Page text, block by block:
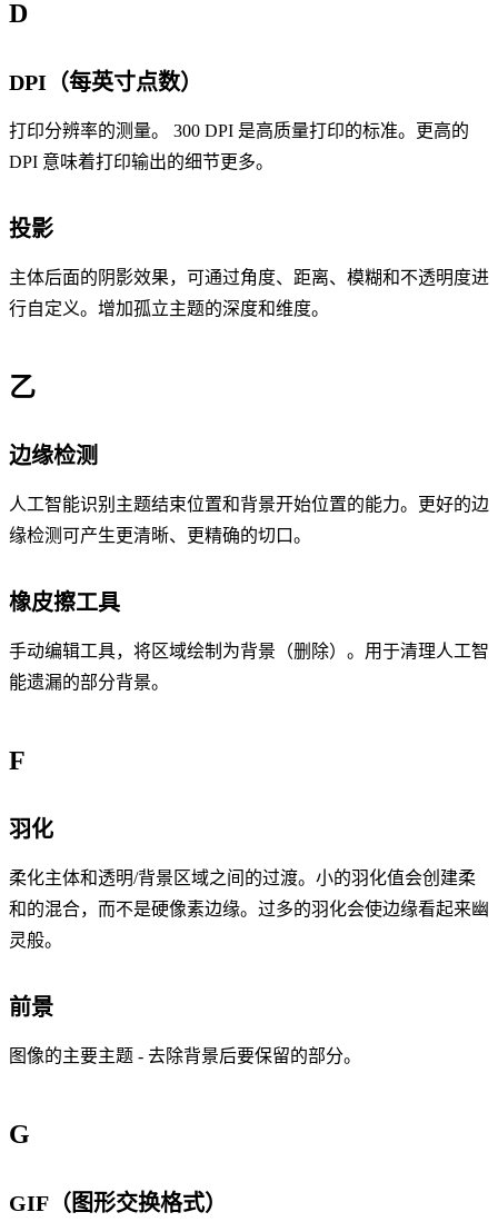
D
DPI（每英寸点数）
打印分辨率的测量。 300 DPI 是高质量打印的标准。更高的
DPI 意味着打印输出的细节更多。
投影
主体后面的阴影效果，可通过角度、距离、模糊和不透明度进
行自定义。增加孤立主题的深度和维度。
乙
边缘检测
人工智能识别主题结束位置和背景开始位置的能力。更好的边
缘检测可产生更清晰、更精确的切口。
橡皮擦工具
手动编辑工具，将区域绘制为背景（删除）。用于清理人工智
能遗漏的部分背景。
F
羽化
柔化主体和透明/背景区域之间的过渡。小的羽化值会创建柔
和的混合，而不是硬像素边缘。过多的羽化会使边缘看起来幽
灵般。
前景
图像的主要主题 - 去除背景后要保留的部分。
G
GIF（图形交换格式）